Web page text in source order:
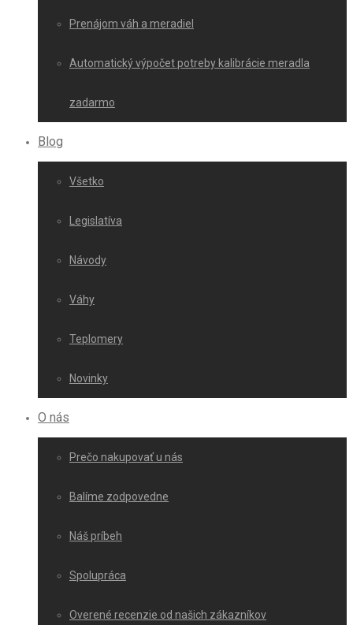
Prenájom váh a meradiel
Automatický výpočet potreby kalibrácie meradla
zadarmo
Blog
Všetko
Legislatíva
Návody
Váhy
Teplomery
Novinky
O nás
Prečo nakupovať u nás
Balíme zodpovedne
Náš príbeh
Spolupráca
Overené recenzie od našich zákazníkov